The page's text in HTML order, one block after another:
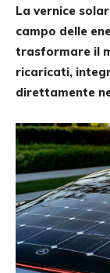
La vernice
campo delle
trasformare il
ricaricati,
direttamente